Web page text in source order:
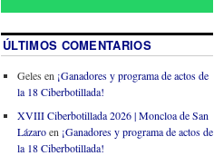
ÚLTIMOS COMENTARIOS
Geles en ¡Ganadores y programa de actos de
la 18 Ciberbotillada!
XVIII Ciberbotillada 2026 | Moncloa de San
Lázaroen ¡Ganadores y programa de actos de
la 18 Ciberbotillada!